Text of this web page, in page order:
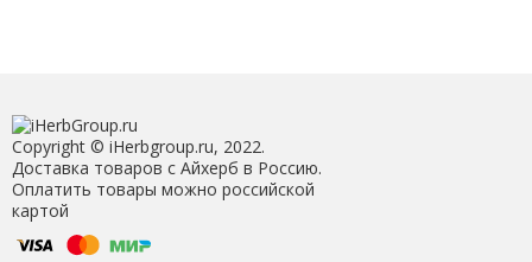
Copyright © iHerbgroup.ru, 2022.
Доставка товаров с Айхерб в Россию.
Оплатить товары можно российской
картой